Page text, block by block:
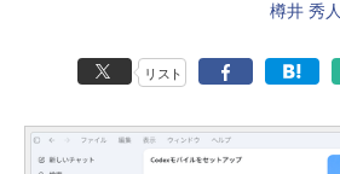
樽井 秀人
リスト